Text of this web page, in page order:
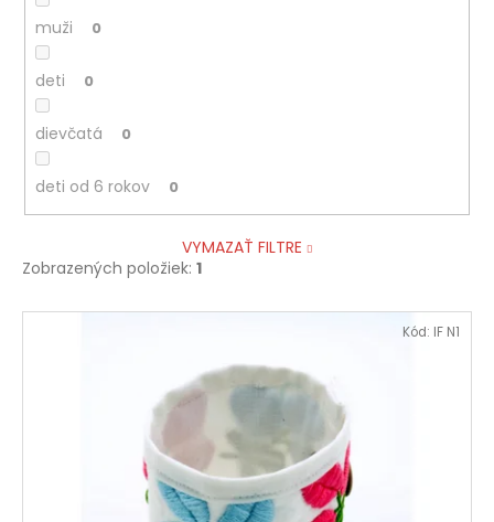
muži 0
deti 0
dievčatá 0
deti od 6 rokov 0
VYMAZAŤ FILTRE
Zobrazených položiek: 1
V Kód: IF N1